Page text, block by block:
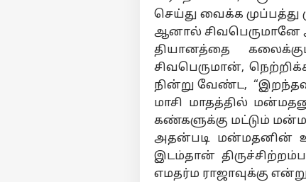
செய்து வைக்க முப்பத்து
ஆனால் சிவபெருமானே
தியானத்தை
சிவபெருமான்,
நின்று வேண்ட,
மாசி மாதத்தில்
கண்களுக்கு மட்டும்
அதன்படி மன்மதனின்
இடம்தான்
எமதர்ம ராஜாவுக்கு